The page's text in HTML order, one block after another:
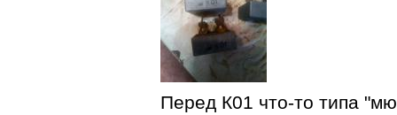
Перед К01 что-то типа